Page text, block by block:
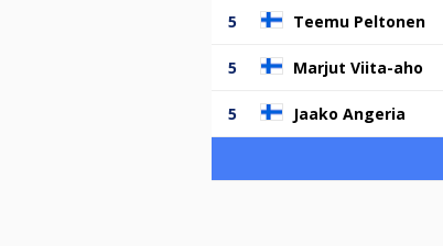
5 Teemu Peltonen
5 Marjut Viita-aho
5 Jaako Angeria